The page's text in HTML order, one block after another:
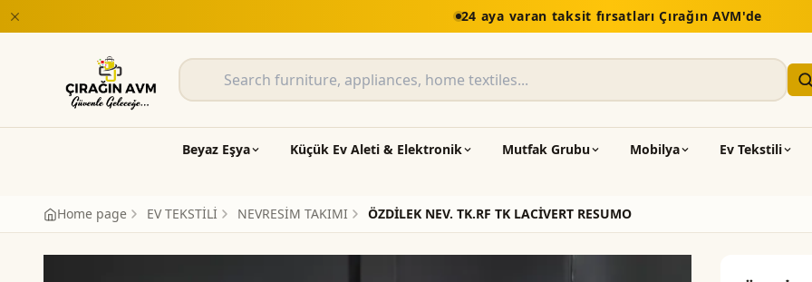
5.000 TL üzeri
Beyaz Eşya Küçük Ev Aleti & Elektronik Mutfak Grubu Mobilya Ev Tekstili
Home page EV TEKSTİLİ NEVRESİM TAKIMI ÖZDİLEK NEV. TK.RF TK LACİVERT RESUMO